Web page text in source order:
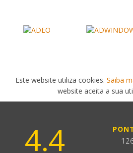
Este website utiliza cookies. Saiba
website aceita a sua
4.4